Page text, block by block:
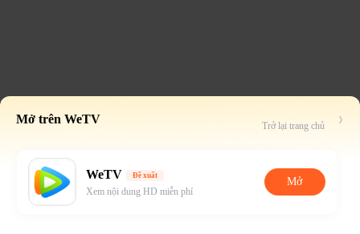
Mở trên WeTV Trở lại trang chủ
WeTV Đề xuất
Xem nội dung HD miễn phí
Mở